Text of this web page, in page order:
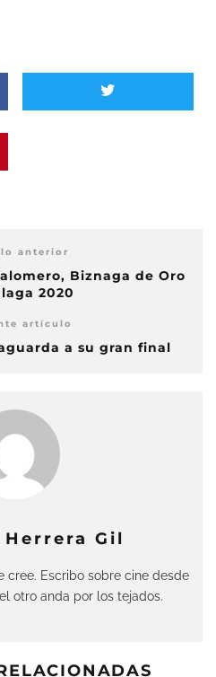
anterior
Biznaga de Oro
2020
artículo
a su gran final
Gil
cree. Escribo sobre cine desde
otro anda por los tejados.